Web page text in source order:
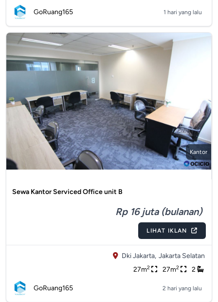
GoRuang165 1 hari yang lalu
Kantor
Sewa Kantor Serviced Office unit B
Rp 16 juta (bulanan)
LIHAT IKLAN
Dki Jakarta, Jakarta Selatan
27m2 27m2 2
GoRuang165 2 hari yang lalu